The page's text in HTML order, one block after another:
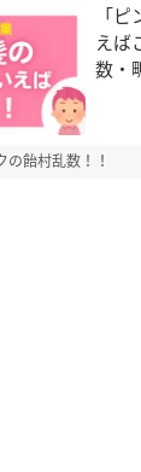
「
えば
数・
の飴村乱数！！